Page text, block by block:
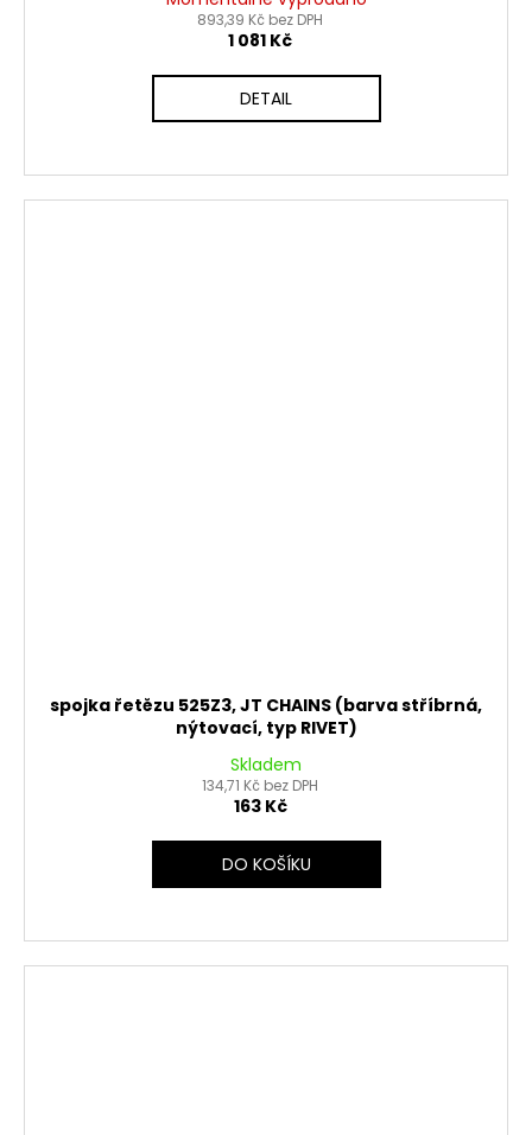
893,39 Kč bez DPH
1 081 Kč
DETAIL
spojka řetězu 525Z3, JT CHAINS (barva stříbrná,
nýtovací, typ RIVET)
Skladem
134,71 Kč bez DPH
163 Kč
DO KOŠÍKU